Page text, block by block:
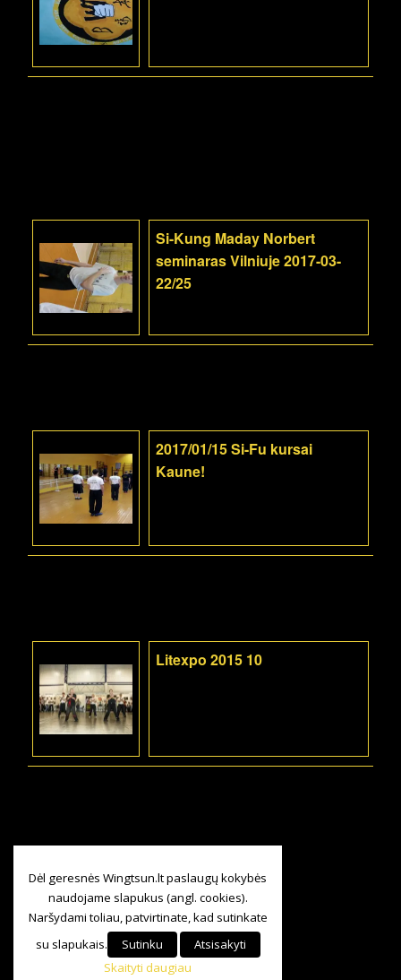
Si-Kung Maday Norbert
seminaras Vilniuje 2017-03-
22/25
2017/01/15 Si-Fu kursai
Kaune!
Litexpo 2015 10
Dėl geresnės Wingtsun.lt paslaugų kokybės
naudojame slapukus (angl. cookies).
Naršydami toliau, patvirtinate, kad sutinkate
su slapukais.
Sutinku
Atsisakyti
Skaityti daugiau